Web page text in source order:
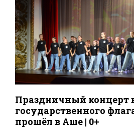
Праздничный концерт
государственного
прошёл в Аше | 0+